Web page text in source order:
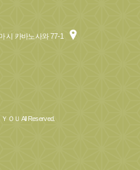
시 카바노사와 77-1
Ｕ All Reserved.